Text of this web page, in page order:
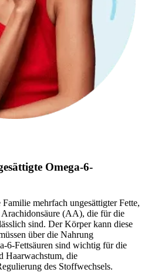
Omega-6-
mehrfach ungesättigter Fette,
(AA), die für die
sind. Der Körper kann diese
über die Nahrung
6-Fettsäuren sind wichtig für die
Haarwachstum, die
des Stoffwechsels.